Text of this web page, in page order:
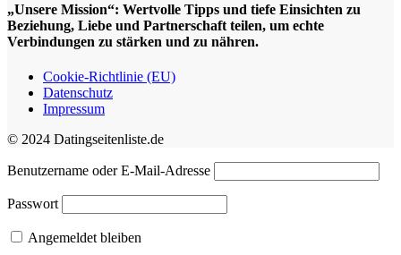
„Unsere Mission“: Wertvolle Tipps und tiefe Einsichten zu
Beziehung, Liebe und Partnerschaft teilen, um echte
Verbindungen zu stärken und zu nähren.
Cookie-Richtlinie (EU)
Datenschutz
Impressum
© 2024 Datingseitenliste.de
Benutzername oder E-Mail-Adresse
Passwort
Angemeldet bleiben